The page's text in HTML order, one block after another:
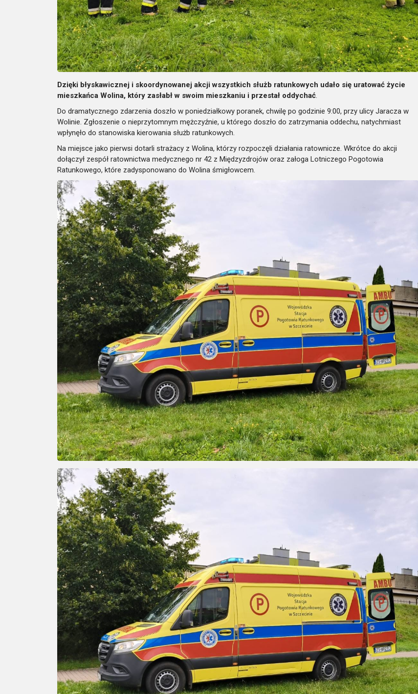
Dzięki błyskawicznej i skoordynowanej akcji wszystkich służb ratunkowych udało się uratować życie
mieszkańca Wolina, który zasłabł w swoim mieszkaniu i przestał oddychać.
Do dramatycznego zdarzenia doszło w poniedziałkowy poranek, chwilę po godzinie 9:00, przy ulicy Jaracza w
Wolinie. Zgłoszenie o nieprzytomnym mężczyźnie, u którego doszło do zatrzymania oddechu, natychmiast
wpłynęło do stanowiska kierowania służb ratunkowych.
Na miejsce jako pierwsi dotarli strażacy z Wolina, którzy rozpoczęli działania ratownicze. Wkrótce do akcji
dołączył zespół ratownictwa medycznego nr 42 z Międzyzdrojów oraz załoga Lotniczego Pogotowia
Ratunkowego, które zadysponowano do Wolina śmigłowcem.